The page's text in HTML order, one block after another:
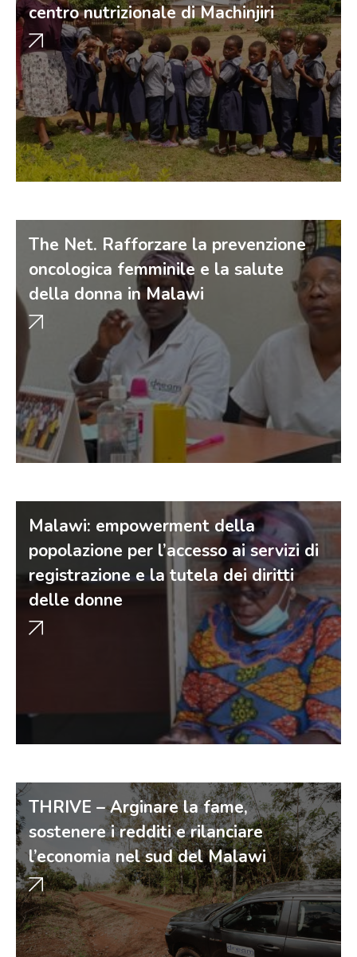
centro nutrizionale di Machinjiri
The Net. Rafforzare la prevenzione
oncologica femminile e la salute
della donna in Malawi
Malawi: empowerment della
popolazione per l’accesso ai servizi di
registrazione e la tutela dei diritti
delle donne
THRIVE – Arginare la fame,
sostenere i redditi e rilanciare
l’economia nel sud del Malawi